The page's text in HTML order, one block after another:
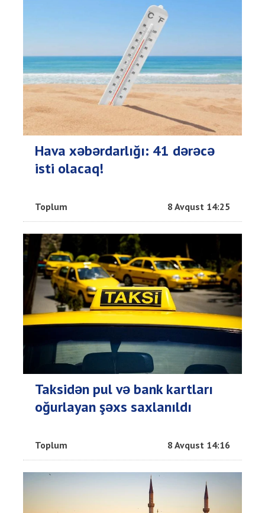
Hava xəbərdarlığı: 41 dərəcə
isti olacaq!
Toplum 8 Avqust 14:25
Taksidən pul və bank kartları
oğurlayan şəxs saxlanıldı
Toplum 8 Avqust 14:16